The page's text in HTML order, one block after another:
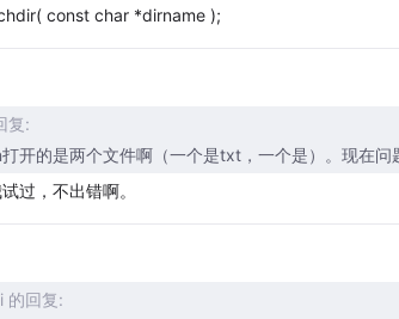
const char *dirname );
复:
开的是两个文件啊（一个是txt，一个是）。现在问
过，不出错啊。
的回复: